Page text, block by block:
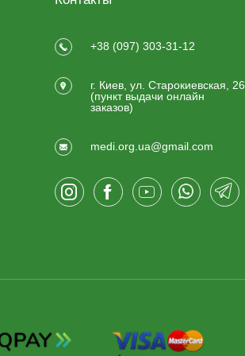
+38 (097) 303-31-12
г. Киев, ул. Старокиевская, 26
(пункт выдачи онлайн
заказов)
medi.org.ua@gmail.com